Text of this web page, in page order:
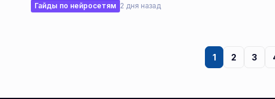
Гайды по нейросетям 2 дня назад
1 2 3